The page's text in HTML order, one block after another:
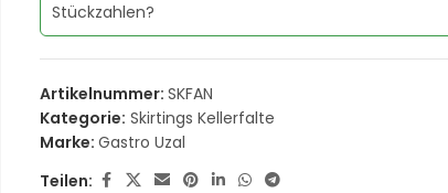
Stückzahlen?
Artikelnummer:SKFAN
Kategorie: Skirtings Kellerfalte
Marke:Gastro Uzal
Teilen: